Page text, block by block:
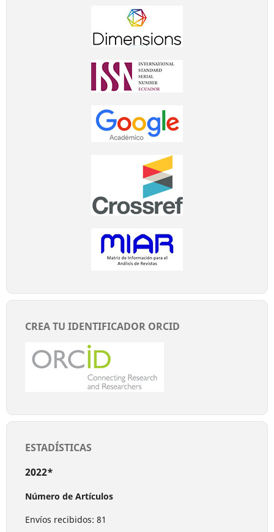
CREA TU IDENTIFICADOR ORCID
ESTADÍSTICAS
2022*
Número de Artículos
Envíos recibidos: 81